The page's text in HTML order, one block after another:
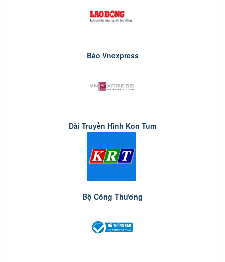
Báo Vnexpress
Đài Truyền Hình Kon Tum
Bộ Công Thương